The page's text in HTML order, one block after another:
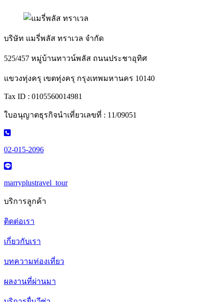
บริษัท แมรี่พลัส ทราเวล จำกัด
525/457 หมู่บ้านทาวน์พลัส ถนนประชาอุทิศ
แขวงทุ่งครุ เขตทุ่งครุ กรุงเทพมหานคร 10140
Tax ID : 0105560014981
ใบอนุญาตธุรกิจนำเที่ยวเลขที่ : 11/09051
02-015-2096
marryplustravel_tour
บริการลูกค้า
ติดต่อเรา
เกี่ยวกับเรา
บทความท่องเที่ยว
ผลงานที่ผ่านมา